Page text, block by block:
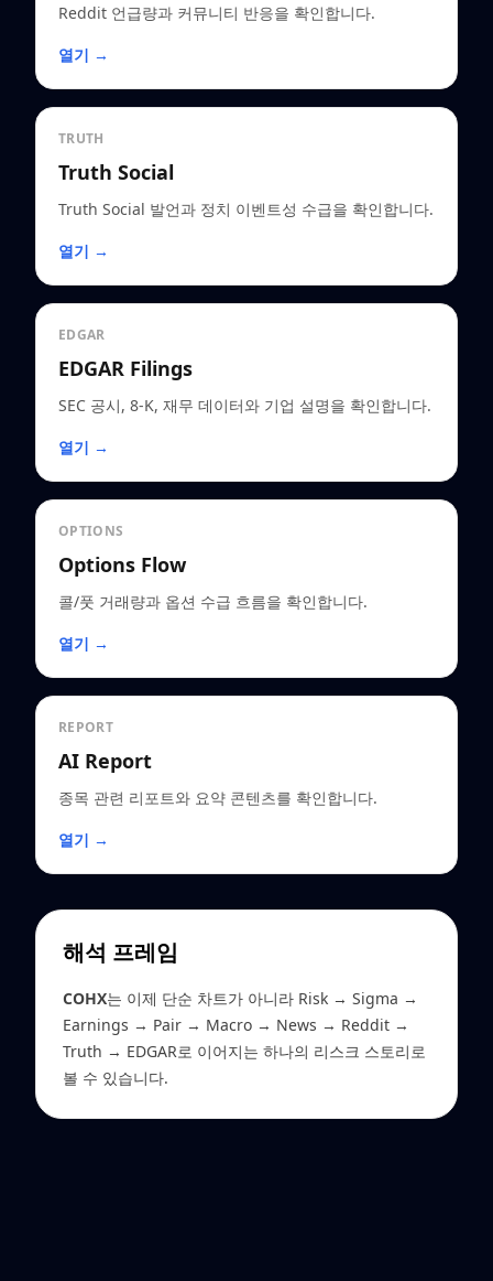
Reddit 언급량과 커뮤니티 반응을 확인합니다.
열기 →
TRUTH
Truth Social
Truth Social 발언과 정치 이벤트성 수급을 확인합니다.
열기 →
EDGAR
EDGAR Filings
SEC 공시, 8-K, 재무 데이터와 기업 설명을 확인합니다.
열기 →
OPTIONS
Options Flow
콜/풋 거래량과 옵션 수급 흐름을 확인합니다.
열기 →
REPORT
AI Report
종목 관련 리포트와 요약 콘텐츠를 확인합니다.
열기 →
해석 프레임
COHX는 이제 단순 차트가 아니라 Risk → Sigma →
Earnings → Pair → Macro → News → Reddit →
Truth → EDGAR로 이어지는 하나의 리스크 스토리로
볼 수 있습니다.